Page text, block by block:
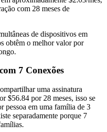
com 28 meses de
de dispositivos em
obtêm o melhor valor por
7 Conexões
uma assinatura
$56.84 por 28 meses, isso se
pessoa em uma família de 3
separadamente porque 7